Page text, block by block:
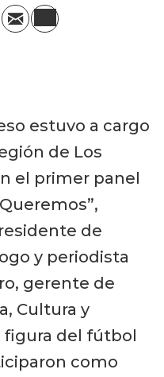
estuvo a cargo
de Los
el primer panel
de
y periodista
gerente de
Cultura y
figura del fútbol
como